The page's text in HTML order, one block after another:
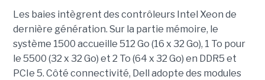
Les baies intègrent des contrôleurs Intel Xeon de
dernière génération. Sur la partie mémoire, le
système 1500 accueille 512 Go (16 x 32 Go), 1 To pour
le 5500 (32 x 32 Go) et 2 To (64 x 32 Go) en DDR5 et
PCIe 5. Côté connectivité, Dell adopte des modules